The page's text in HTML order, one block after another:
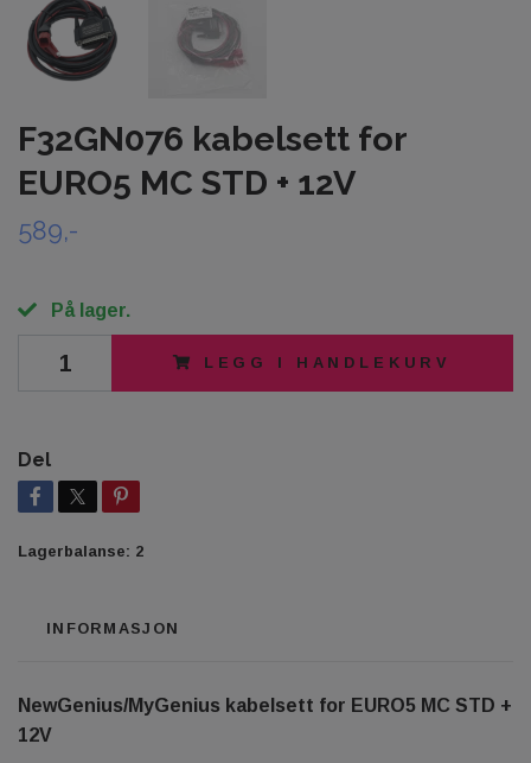
F32GN076 kabelsett for
EURO5 MC STD + 12V
589,-
På lager.
LEGG I HANDLEKURV
Del
Lagerbalanse: 2
INFORMASJON
NewGenius/MyGenius kabelsett for EURO5 MC STD +
12V